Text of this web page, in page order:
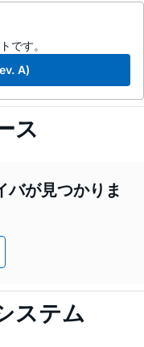
です。
A)
ス
バが見つかりま
ステム